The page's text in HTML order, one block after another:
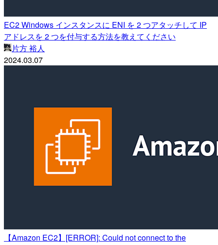
EC2 Windows インスタンスに ENI を 2 つアタッチして IP
アドレスを 2 つを付与する方法を教えてください
片方 裕人
2024.03.07
【Amazon EC2】[ERROR]: Could not connect to the